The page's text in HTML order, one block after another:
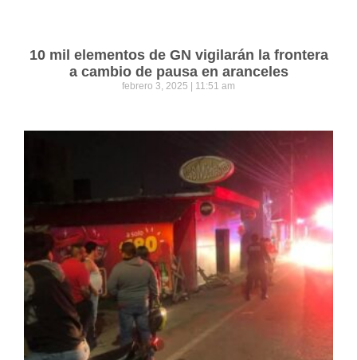
10 mil elementos de GN vigilarán la frontera
a cambio de pausa en aranceles
febrero 3, 2025 11:51 am